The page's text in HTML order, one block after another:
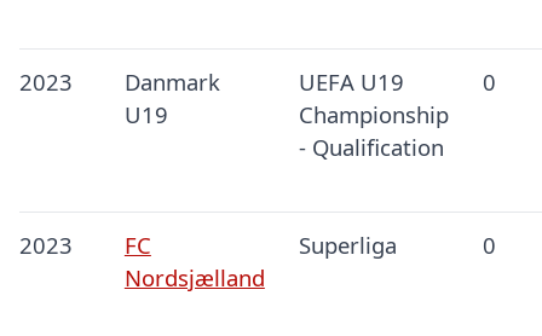
2023
Danmark
U19
UEFA U19
Championship
- Qualification
0
2023
FC
Nordsjælland
Superliga 0